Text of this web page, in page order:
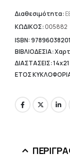
είναι:
8,16 €.
Διαθεσιμότητα:
ΚΩΔΙΚΟΣ: 005882
ISBN:
ΒΙΒΛΙΟΔΕΣΙΑ:
ΔΙΑΣΤΑΣΕΙΣ: 14x21
ΕΤΟΣ